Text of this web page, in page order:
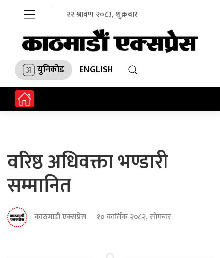
२२ श्रावण २०८३, शुक्रबार
युनिकोड ENGLISH
वरिष्ठ अधिवक्ता भण्डारी
सम्मानित
काठमाडौं एक्सप्रेस १० कार्तिक २०८२, सोमबार